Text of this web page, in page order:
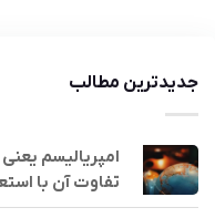
جدیدترین مطالب
امپریالیسم
تفاوت آن با